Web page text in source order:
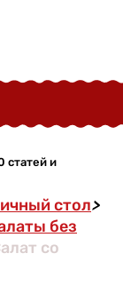
статей и
стол>
без
со